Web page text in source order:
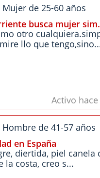
Mujer de 25-60 años
busca mujer
otro
llo que
Activo
Hombre de 41-57 años
en España
diertida, piel canela
la costa, creo s...